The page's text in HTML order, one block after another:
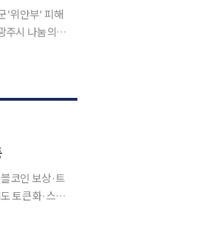
'위안부' 피해
코인 보상·트
토큰화·스테